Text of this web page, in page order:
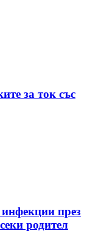
за ток със
през
родител